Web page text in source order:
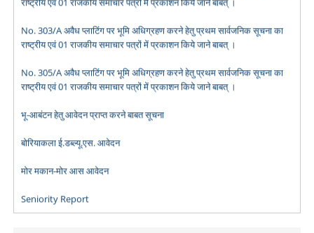
राष्ट्रीय एवं 01 राजकीय समाचार पत्रों में प्रकाशन किये जाने बाबत् ।
राष्ट्रीय एवं 01 राजकीय समाचार पत्रों में प्रकाशन किये जाने बाबत् ।